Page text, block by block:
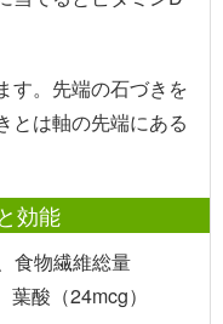
す。先端の石づきを
とは軸の先端にある
効能
食物繊維総量
酸（24mcg）